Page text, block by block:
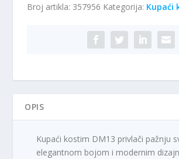
DM13
Broj artikla: 357956 Kategorija: Kupaći
OPIS
Kupaći kostim DM13 privlači pažnju
elegantnom bojom i modernim